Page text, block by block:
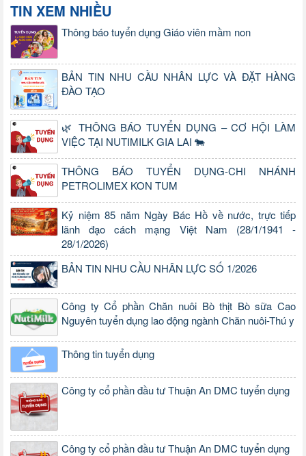
TIN XEM NHIỀU
Thông báo tuyển dụng Giáo viên mầm non
BẢN TIN NHU CẦU NHÂN LỰC VÀ ĐẶT HÀNG
ĐÀO TẠO
🌿 THÔNG BÁO TUYỂN DỤNG – CƠ HỘI LÀM
VIỆC TẠI NUTIMILK GIA LAI 🐄
THÔNG BÁO TUYỂN DỤNG-CHI NHÁNH
PETROLIMEX KON TUM
Kỷ niệm 85 năm Ngày Bác Hồ về nước, trực tiếp
lãnh đạo cách mạng Việt Nam (28/1/1941 -
28/1/2026)
BẢN TIN NHU CẦU NHÂN LỰC SỐ 1/2026
Công ty Cổ phần Chăn nuôi Bò thịt Bò sữa Cao
Nguyên tuyển dụng lao động ngành Chăn nuôi-Thú y
Thông tin tuyển dụng
Công ty cổ phần đầu tư Thuận An DMC tuyển dụng
Công ty cổ phần đầu tư Thuận An DMC tuyển dụng